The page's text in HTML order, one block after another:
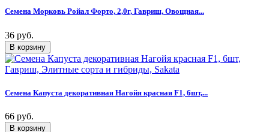
Семена Морковь Ройал Форто, 2,0г, Гавриш, Овощная...
36 руб.
Семена Капуста декоративная Нагойя красная F1, 6шт,...
66 руб.